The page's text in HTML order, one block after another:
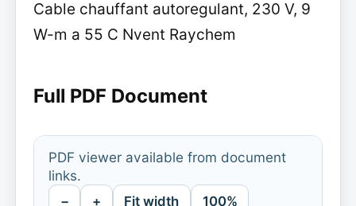
Cable chauffant autoregulant, 230 V, 9
W-m a 55 C Nvent Raychem
Full PDF Document
PDF viewer available from document
links.
− + Fit width 100%